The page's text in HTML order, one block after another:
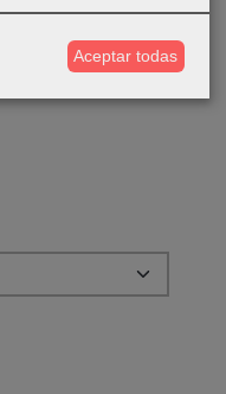
bronce
38,00 €
bronce
74,00 €
Aceptar todas